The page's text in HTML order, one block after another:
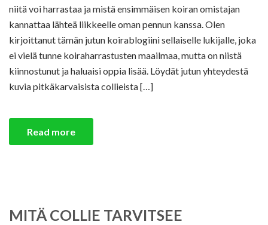
niitä voi harrastaa ja mistä ensimmäisen koiran omistajan
kannattaa lähteä liikkeelle oman pennun kanssa. Olen
kirjoittanut tämän jutun koirablogiini sellaiselle lukijalle, joka
ei vielä tunne koiraharrastusten maailmaa, mutta on niistä
kiinnostunut ja haluaisi oppia lisää. Löydät jutun yhteydestä
kuvia pitkäkarvaisista collieista […]
Read more
MITÄ COLLIE TARVITSEE